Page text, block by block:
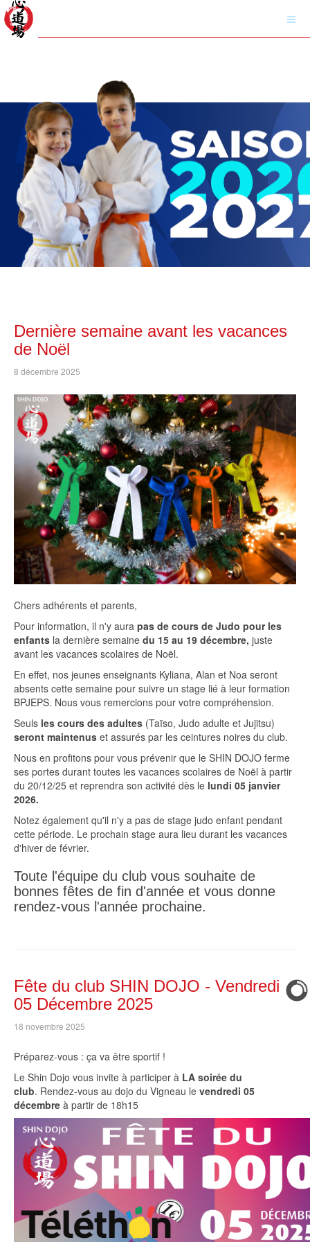
Dernière semaine avant les vacances
de Noël
8 décembre 2025
Chers adhérents et parents,
Pour information, il n'y aura pas de cours de Judo pour les
enfants la dernière semaine du 15 au 19 décembre, juste
avant les vacances scolaires de Noël.
En effet, nos jeunes enseignants Kyliana, Alan et Noa seront
absents cette semaine pour suivre un stage lié à leur formation
BPJEPS. Nous vous remercions pour votre compréhension.
Seuls les cours des adultes (Taïso, Judo adulte et Jujitsu)
seront maintenus et assurés par les ceintures noires du club.
Nous en profitons pour vous prévenir que le SHIN DOJO ferme
ses portes durant toutes les vacances scolaires de Noël à partir
du 20/12/25 et reprendra son activité dès le lundi 05 janvier
2026.
Notez également qu'il n'y a pas de stage judo enfant pendant
cette période. Le prochain stage aura lieu durant les vacances
d'hiver de février.
Toute l'équipe du club vous souhaite de
bonnes fêtes de fin d'année et vous donne
rendez-vous l'année prochaine.
Fête du club SHIN DOJO - Vendredi
05 Décembre 2025
18 novembre 2025
Préparez-vous : ça va être sportif !
Le Shin Dojo vous invite à participer à LA soirée du
club. Rendez-vous au dojo du Vigneau le vendredi 05
décembre à partir de 18h15